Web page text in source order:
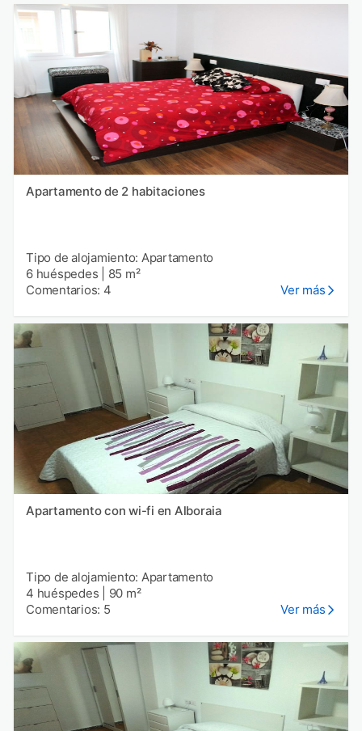
Apartamento de 2 habitaciones
Tipo de alojamiento: Apartamento
6 huéspedes
85 m²
Comentarios: 4
Ver más
Apartamento con wi-fi en Alboraia
Tipo de alojamiento: Apartamento
4 huéspedes
90 m²
Comentarios: 5
Ver más